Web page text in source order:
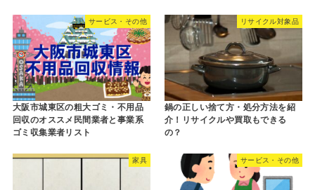
サービス・その他
大阪市城東区の粗大ゴミ・不用品
回収のオススメ民間業者と事業系
ゴミ収集業者リスト
リサイクル対象品
鍋の正しい捨て方・処分方法を紹
介！リサイクルや買取もできる
の？
家具 サービス・その他